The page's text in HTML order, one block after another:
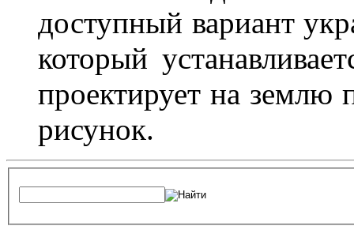
доступный вариант
который
проектирует на землю
рисунок.